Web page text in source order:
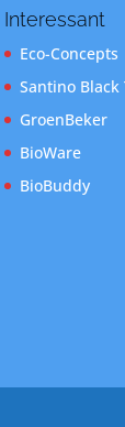
Interessant
Eco-Concepts
Santino
GroenBeker
BioWare
BioBuddy